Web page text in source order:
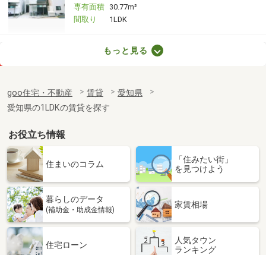
専有面積 30.77m²
間取り
1LDK
愛知県名古屋市南区道徳新町４
専有面積
29.14m²
間取り
愛知県名古屋市中村区向島町３
価 格
6.10万円
愛知県名古屋市中村区向島町３
専有面積 27.05m²
間取り
愛知県名古屋市熱田区西野町１
もっと見る
goo住宅・不動産 賃貸
愛知県
愛知県の1LDKの賃貸を探す
お役立ち情報
住まいのコラム
「住みたい街」
を見つけよう
暮らしのデータ
(補助金・助成金情報)
家賃相場
住宅ローン
人気タウン
ランキング